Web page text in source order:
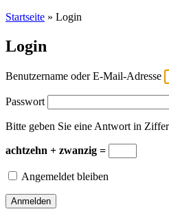
Startseite » Login
Login
Benutzername oder E-Mail-Adresse
Passwort
Bitte geben Sie eine Antwort in
achtzehn + zwanzig =
Angemeldet bleiben